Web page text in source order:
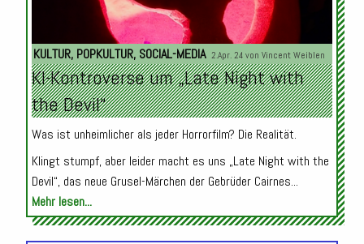
KULTUR, POPKULTUR, SOCIAL-MEDIA 2.Apr. 24 von Vincent Weiblen
KI-Kontroverse um „Late Night with
the Devil“
Was ist unheimlicher als jeder Horrorfilm? Die Realität.
Klingt stumpf, aber leider macht es uns „Late Night with the
Devil“, das neue Grusel-Märchen der Gebrüder Cairnes...
Mehr lesen...